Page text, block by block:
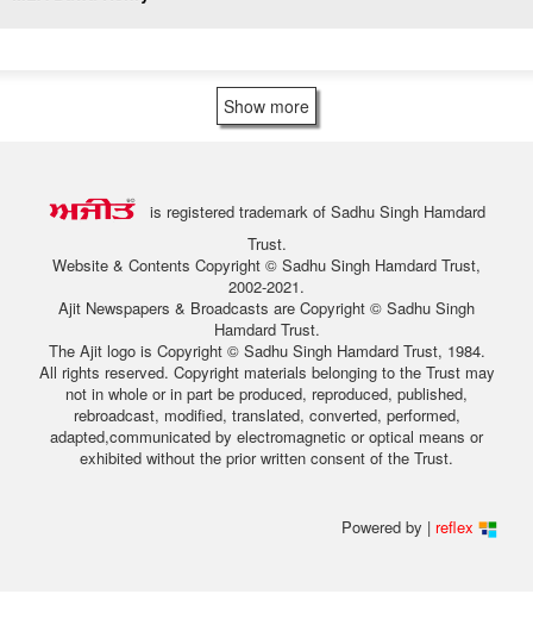
Show more
is registered trademark of Sadhu Singh Hamdard
Trust.
Website & Contents Copyright © Sadhu Singh Hamdard Trust,
2002-2021.
Ajit Newspapers & Broadcasts are Copyright © Sadhu Singh
Hamdard Trust.
The Ajit logo is Copyright © Sadhu Singh Hamdard Trust, 1984.
All rights reserved. Copyright materials belonging to the Trust may
not in whole or in part be produced, reproduced, published,
rebroadcast, modified, translated, converted, performed,
adapted,communicated by electromagnetic or optical means or
exhibited without the prior written consent of the Trust.
Powered by | reflex